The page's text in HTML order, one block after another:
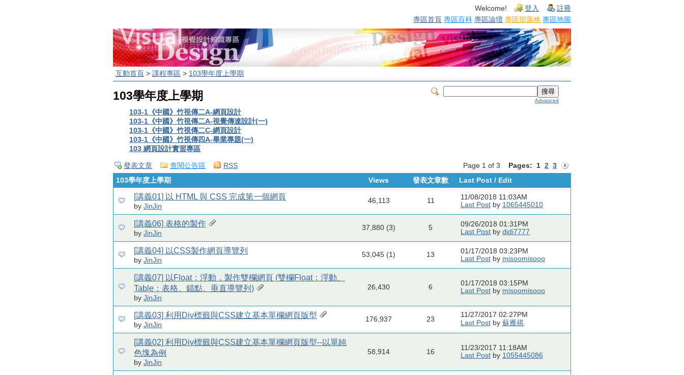
Welcome! 登入 註冊
專區首頁 專區百科 專區論壇 專區部落格 專區地圖
互動首頁 > 課程專區 > 103學年度上學期
Advanced
103學年度上學期
103-1《中國》竹視傳二A-網頁設計
103-1《中國》竹視傳二A-視覺傳達設計(一)
103-1《中國》竹視傳二C-網頁設計
103-1《中國》竹視傳四A-畢業專題(一)
103 網頁設計實習專區
Page 1 of 3 Pages: 1 2 3
發表文章 查閱公告區
RSS
103學年度上學期
Views 發表文章數 Last Post / Edit
[講義01] 以 HTML 與 CSS 完成第一個網頁
by JinJin
46,113 11
11/08/2018 11:03AM
Last Post by 1065445010
[講義06] 表格的製作
by JinJin
37,880 (3) 5
09/26/2018 01:31PM
Last Post by didi7777
[講義04] 以CSS製作網頁導覽列
by JinJin
53,045 (1) 13
01/17/2018 03:23PM
Last Post by misoomisooo
[講義07] 以Float：浮動，製作雙欄網頁 (雙欄Float：浮動、
Table：表格、錨點、垂直導覽列)
by JinJin
26,430 6
01/17/2018 03:15PM
Last Post by misoomisooo
[講義03] 利用Div標籤與CSS建立基本單欄網頁版型
by JinJin
176,937 23
11/27/2017 02:27PM
Last Post by 蘇雁祺
[講義02] 利用Div標籤與CSS建立基本單欄網頁版型--以單純
色塊為例
by JinJin
58,914 16
11/23/2017 11:18AM
Last Post by 1055445086